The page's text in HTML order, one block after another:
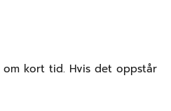
kort tid. Hvis det oppstår